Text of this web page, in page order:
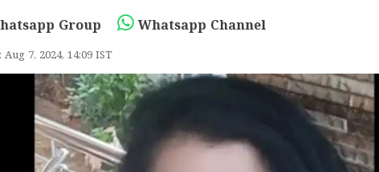
Group Whatsapp Channel
Aug 7, 2024, 14:09 IST